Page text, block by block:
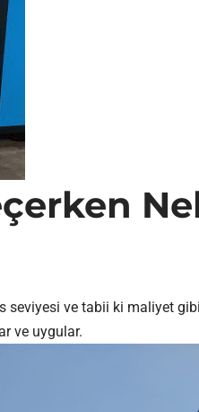
ve tabii ki maliyet
ve uygular.